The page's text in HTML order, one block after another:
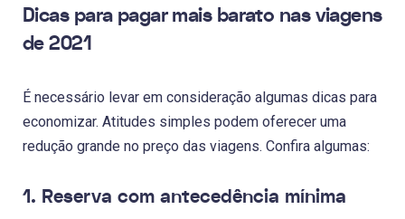
Dicas para pagar mais barato nas viagens
de 2021
É necessário levar em consideração algumas dicas para
economizar. Atitudes simples podem oferecer uma
redução grande no preço das viagens. Confira algumas:
1. Reserva com antecedência mínima